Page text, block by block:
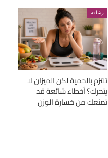
رشاقة
تلتزم بالحمية لكن الميزان لا
يتحرك؟ أخطاء شائعة قد
تمنعك من خسارة الوزن